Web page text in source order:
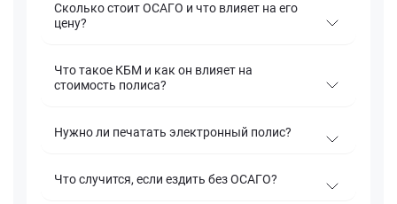
Сколько стоит ОСАГО и что влияет на его
цену?
Что такое КБМ и как он влияет на
стоимость полиса?
Нужно ли печатать электронный полис?
Что случится, если ездить без ОСАГО?